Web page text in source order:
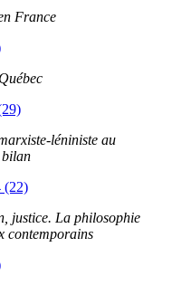
France
léniniste au
bilan
(22)
justice. La philosophie
contemporains